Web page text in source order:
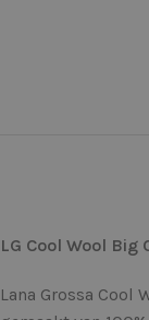
LG Cool Wool
Lana Grossa